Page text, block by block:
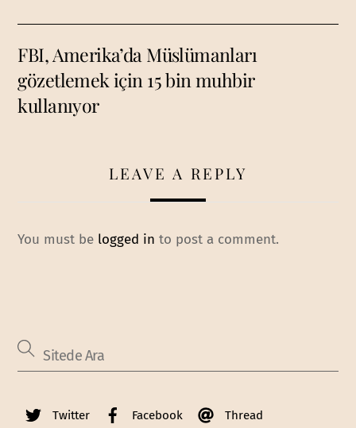
FBI, Amerika’da Müslümanları
gözetlemek için 15 bin muhbir
kullanıyor
LEAVE A REPLY
You must be logged in to post a comment.
Twitter Facebook Thread